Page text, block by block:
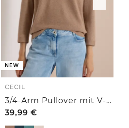
NEW
CECIL
3/4-Arm Pullover mit V-Neck und Strukturfront
39,99 €